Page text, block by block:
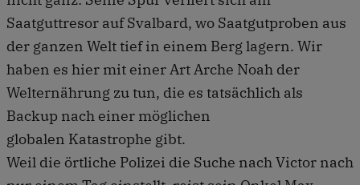
Saatguttresor auf Svalbard, wo Saatgutproben aus
der ganzen Welt tief in einem Berg lagern. Wir
haben es hier mit einer Art Arche Noah der
Welternährung zu tun, die es tatsächlich als
Backup nach einer möglichen
globalen Katastrophe gibt.
Weil die örtliche Polizei die Suche nach Victor nach